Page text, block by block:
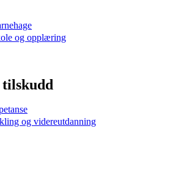
og opplæring
tilskudd
og videreutdanning